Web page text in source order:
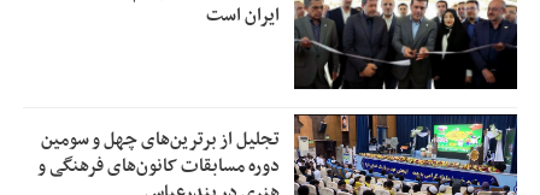
ایران است
تجلیل از بر‌ترین‌های چهل و سومین
دوره مسابقات کانون‌های فرهنگی و